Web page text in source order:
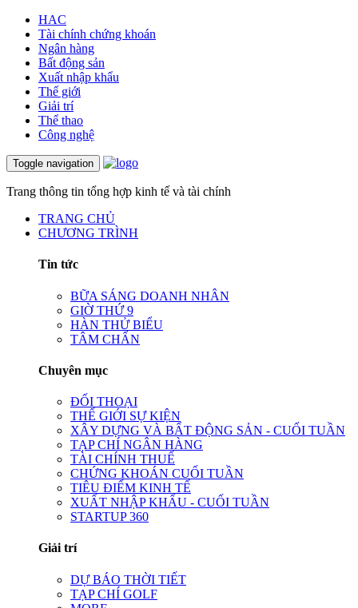
HAC
Tài chính chứng khoán
Ngân hàng
Bất động sản
Xuất nhập khẩu
Thế giới
Giải trí
Thể thao
Công nghệ
Toggle navigation
Trang thông tin tổng hợp kinh tế và tài chính
TRANG CHỦ
CHƯƠNG TRÌNH
Tin tức
BỮA SÁNG DOANH NHÂN
GIỜ THỨ 9
HÀN THỬ BIỂU
TÂM CHẤN
Chuyên mục
ĐỐI THOẠI
THẾ GIỚI SỰ KIỆN
XÂY DỰNG VÀ BẤT ĐỘNG SẢN - CUỐI TUẦN
TẠP CHÍ NGÂN HÀNG
TÀI CHÍNH THUẾ
CHỨNG KHOÁN CUỐI TUẦN
TIÊU ĐIỂM KINH TẾ
XUẤT NHẬP KHẨU - CUỐI TUẦN
STARTUP 360
Giải trí
DỰ BÁO THỜI TIẾT
TẠP CHÍ GOLF